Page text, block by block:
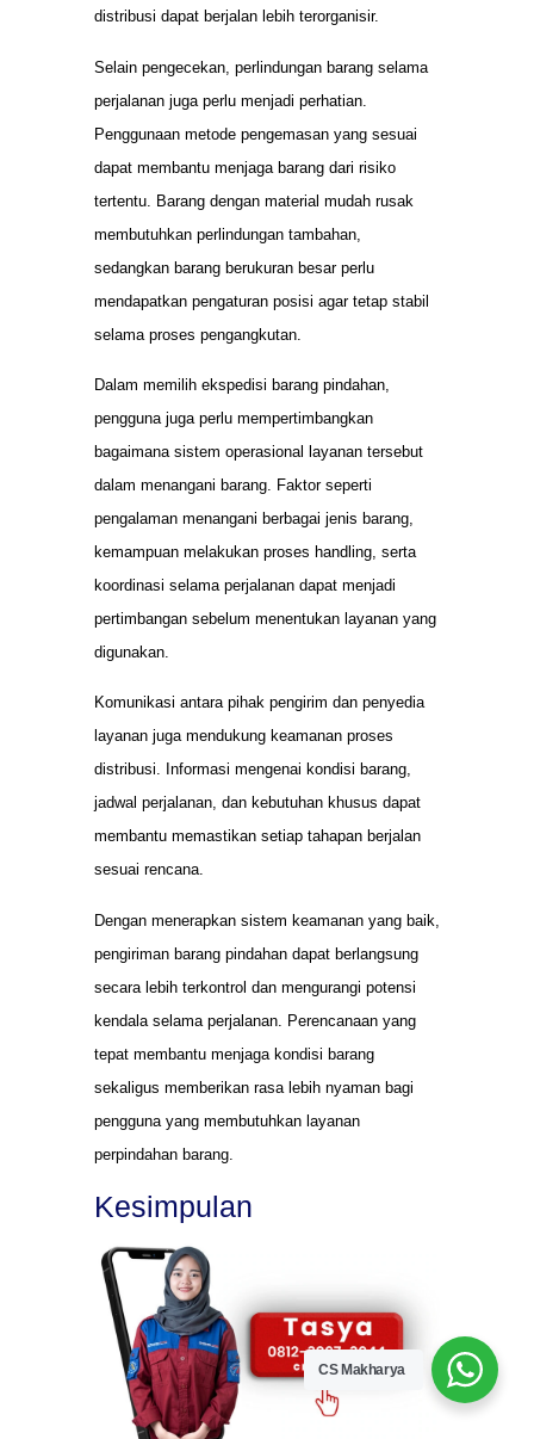
distribusi dapat berjalan lebih terorganisir.
Selain pengecekan, perlindungan barang selama
perjalanan juga perlu menjadi perhatian.
Penggunaan metode pengemasan yang sesuai
dapat membantu menjaga barang dari risiko
tertentu. Barang dengan material mudah rusak
membutuhkan perlindungan tambahan,
sedangkan barang berukuran besar perlu
mendapatkan pengaturan posisi agar tetap stabil
selama proses pengangkutan.
Dalam memilih ekspedisi barang pindahan,
pengguna juga perlu mempertimbangkan
bagaimana sistem operasional layanan tersebut
dalam menangani barang. Faktor seperti
pengalaman menangani berbagai jenis barang,
kemampuan melakukan proses handling, serta
koordinasi selama perjalanan dapat menjadi
pertimbangan sebelum menentukan layanan yang
digunakan.
Komunikasi antara pihak pengirim dan penyedia
layanan juga mendukung keamanan proses
distribusi. Informasi mengenai kondisi barang,
jadwal perjalanan, dan kebutuhan khusus dapat
membantu memastikan setiap tahapan berjalan
sesuai rencana.
Dengan menerapkan sistem keamanan yang baik,
pengiriman barang pindahan dapat berlangsung
secara lebih terkontrol dan mengurangi potensi
kendala selama perjalanan. Perencanaan yang
tepat membantu menjaga kondisi barang
sekaligus memberikan rasa lebih nyaman bagi
pengguna yang membutuhkan layanan
perpindahan barang.
Kesimpulan
CS Makharya